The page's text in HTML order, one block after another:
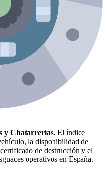
y Chatarrerías. El índice
la disponibilidad de
de destrucción y el
operativos en España.